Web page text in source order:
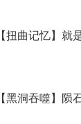
【扭曲记忆】就
【黑洞吞噬】陨